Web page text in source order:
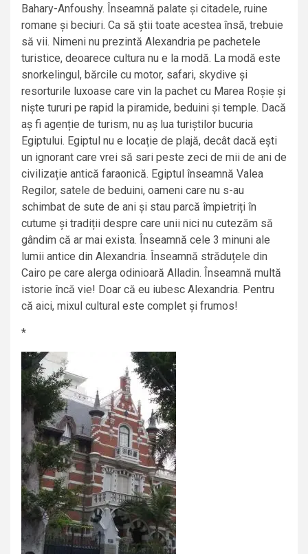
Bahary-Anfoushy. Înseamnă palate și citadele, ruine
romane și beciuri. Ca să știi toate acestea însă, trebuie
să vii. Nimeni nu prezintă Alexandria pe pachetele
turistice, deoarece cultura nu e la modă. La modă este
snorkelingul, bărcile cu motor, safari, skydive și
resorturile luxoase care vin la pachet cu Marea Roșie și
niște tururi pe rapid la piramide, beduini și temple. Dacă
aș fi agenție de turism, nu aș lua turiștilor bucuria
Egiptului. Egiptul nu e locație de plajă, decât dacă ești
un ignorant care vrei să sari peste zeci de mii de ani de
civilizație antică faraonică. Egiptul înseamnă Valea
Regilor, satele de beduini, oameni care nu s-au
schimbat de sute de ani și stau parcă împietriți în
cutume și tradiții despre care unii nici nu cutezăm să
gândim că ar mai exista. Înseamnă cele 3 minuni ale
lumii antice din Alexandria. Înseamnă străduțele din
Cairo pe care alerga odinioară Alladin. Înseamnă multă
istorie încă vie! Doar că eu iubesc Alexandria. Pentru
că aici, mixul cultural este complet și frumos!
*